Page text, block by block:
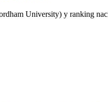
University) y ranking